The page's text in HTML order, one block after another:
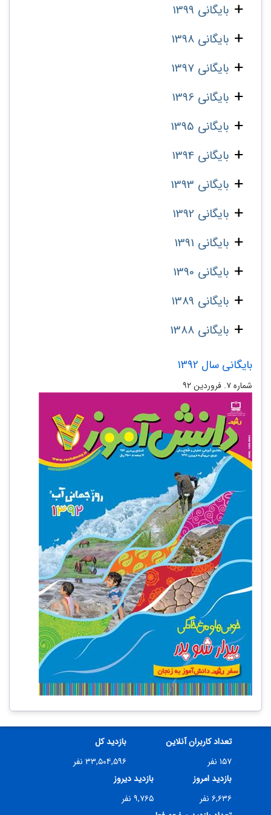
بایگانی 1399
بایگانی 1398
بایگانی 1397
بایگانی 1396
بایگانی 1395
بایگانی 1394
بایگانی 1393
بایگانی 1392
بایگانی 1391
بایگانی 1390
بایگانی 1389
بایگانی 1388
بایگانی سال 1392
شماره‌ ۷. فروردین ۹۲
تعداد کاربران آنلاین
۱۵۷ نفر
بازدید کل
۳۳,۵۰۴,۵۹۶ نفر
بازدید امروز
۶,۶۳۶ نفر
بازدید دیروز
۹,۷۶۵ نفر